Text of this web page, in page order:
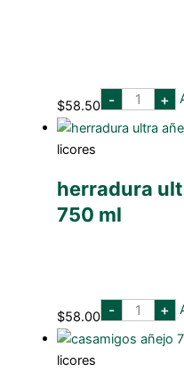
$58.50 - don
julio
750
+
licores
herradura
750 ml
$58.00 - herradura
ultra
cristalino
+
licores